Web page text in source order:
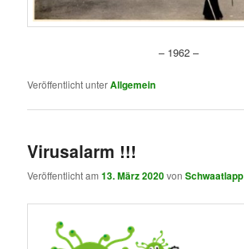
– 1962 –
Veröffentlicht unterAllgemein
Virusalarm !!!
Veröffentlicht am13. März 2020vonSchwaatlapp